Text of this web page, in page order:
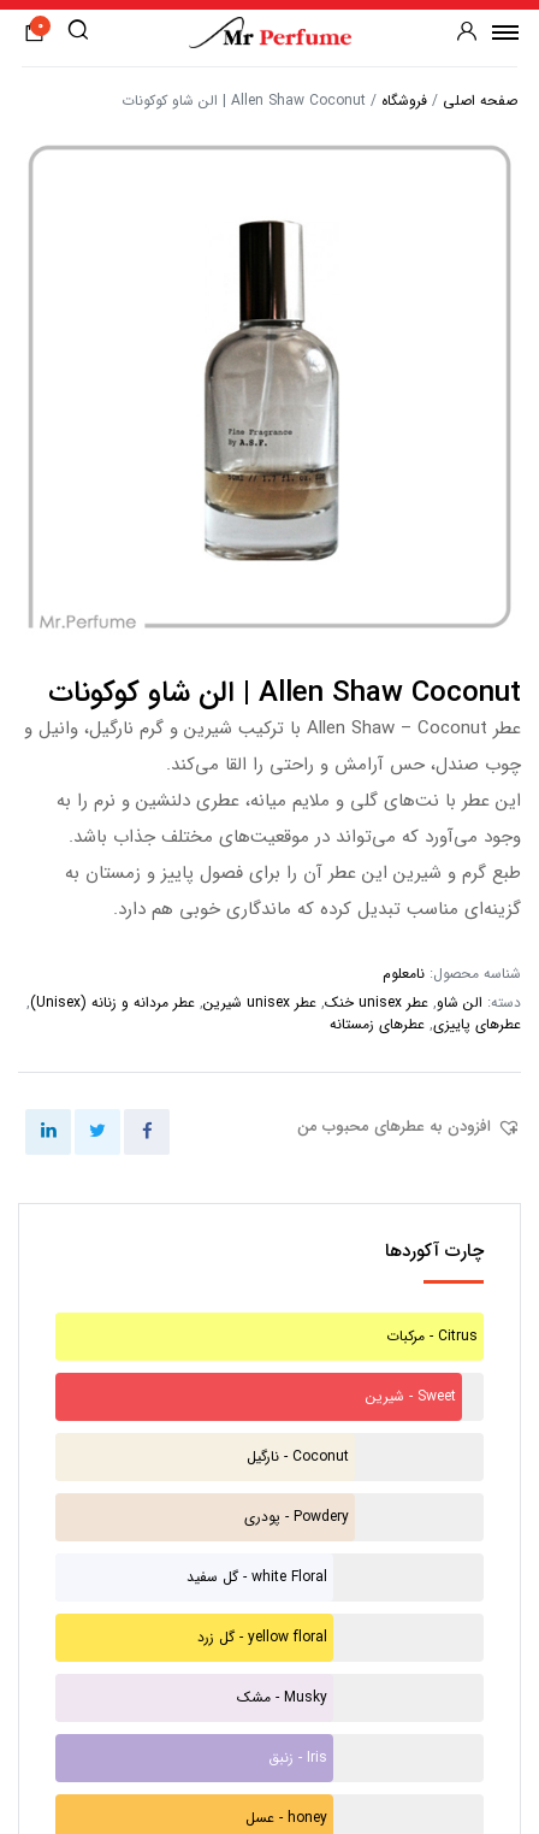
0
صفحه اصلی / فروشگاه / Allen Shaw Coconut | الن شاو کوکونات
Allen Shaw Coconut | الن شاو کوکونات
عطر Allen Shaw – Coconut با ترکیب شیرین و گرم نارگیل، وانیل و
چوب صندل، حس آرامش و راحتی را القا می‌کند.
این عطر با نت‌های گلی و ملایم میانه، عطری دلنشین و نرم را به
وجود می‌آورد که می‌تواند در موقعیت‌های مختلف جذاب باشد.
طبع گرم و شیرین این عطر آن را برای فصول پاییز و زمستان به
گزینه‌ای مناسب تبدیل کرده که ماندگاری خوبی هم دارد.
شناسه محصول: نامعلوم
دسته: الن شاو, عطر unisex خنک , عطر unisex شیرین , عطر مردانه و زنانه (Unisex)
,
عطرهای پاییزی, عطرهای زمستانه
افزودن به عطرهای محبوب من
چارت آکوردها
مرکبات - Citrus
شیرین - Sweet
نارگیل - Coconut
پودری - Powdery
گل سفید - white Floral
گل زرد - yellow floral
مشک - Musky
زنبق - Iris
عسل - honey